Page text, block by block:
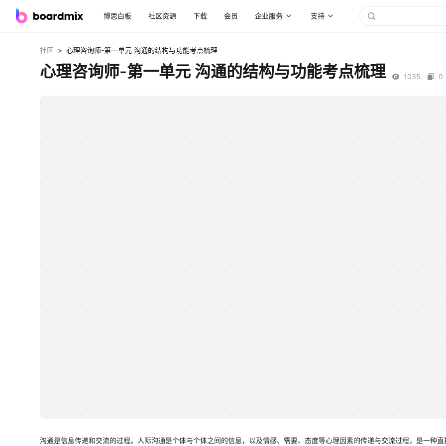
博思白板 社区资源 下载 会员 企业服务 支持
社区 > 心理咨询师-第一单元 沟通的结构与功能考点梳理
心理咨询师-第一单元 沟通的结构与功能考点梳理 1035 0
沟通是信息传递和交流的过程。人际沟通是个体与个体之间的信息，以及情感、需要、态度等心理因素的传递与交流过程，是一种直